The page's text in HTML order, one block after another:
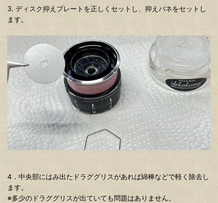
3. ディスク抑えプレートを正しくセットし、抑えバネをセットし
ます。
4．中央部にはみ出たドラググリスがあれば綿棒などで軽く除去し
ます。
※多少のドラググリスが出ていても問題はありません。